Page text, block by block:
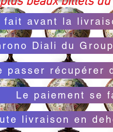
fait avant la
Diali du
passer récupérer
Le paiement se
livraison en